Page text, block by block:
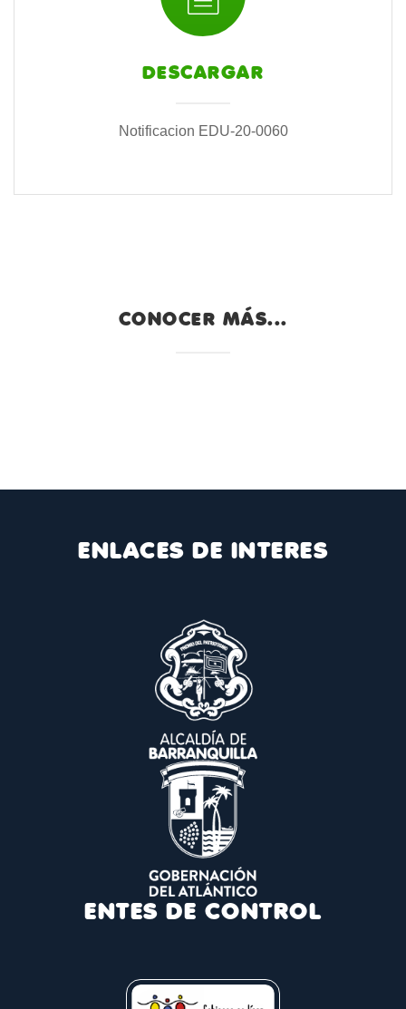
DESCARGAR
Notificacion EDU-20-0060
CONOCER MÁS...
ENLACES DE INTERES
ENTES DE CONTROL